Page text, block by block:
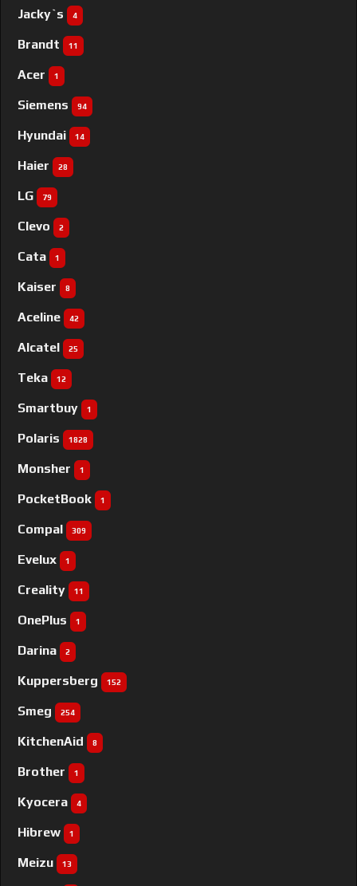
Jacky`s 4
Brandt 11
Acer 1
Siemens 94
Hyundai 14
Haier 28
LG 79
Clevo 2
Cata 1
Kaiser 8
Aceline 42
Alcatel 25
Teka 12
Smartbuy 1
Polaris 1828
Monsher 1
PocketBook 1
Compal 309
Evelux 1
Creality 11
OnePlus 1
Darina 2
Kuppersberg 152
Smeg 254
KitchenAid 8
Brother 1
Kyocera 4
Hibrew 1
Meizu 13